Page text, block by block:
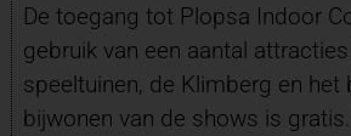
De toegang tot Plopsa Indoor
gebruik van een aantal
speeltuinen, de Klimberg en het
bijwonen van de shows is